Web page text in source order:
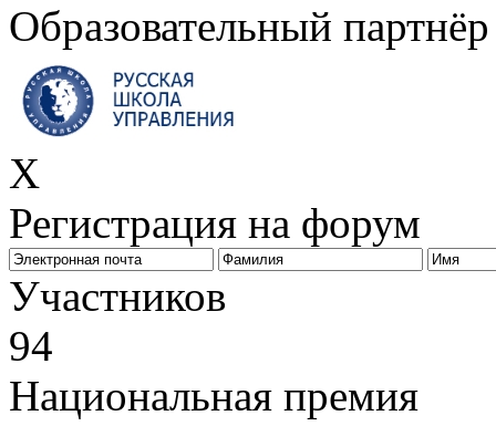
Образовательный партнёр
X
Регистрация на форум
Участников
94
Национальная премия